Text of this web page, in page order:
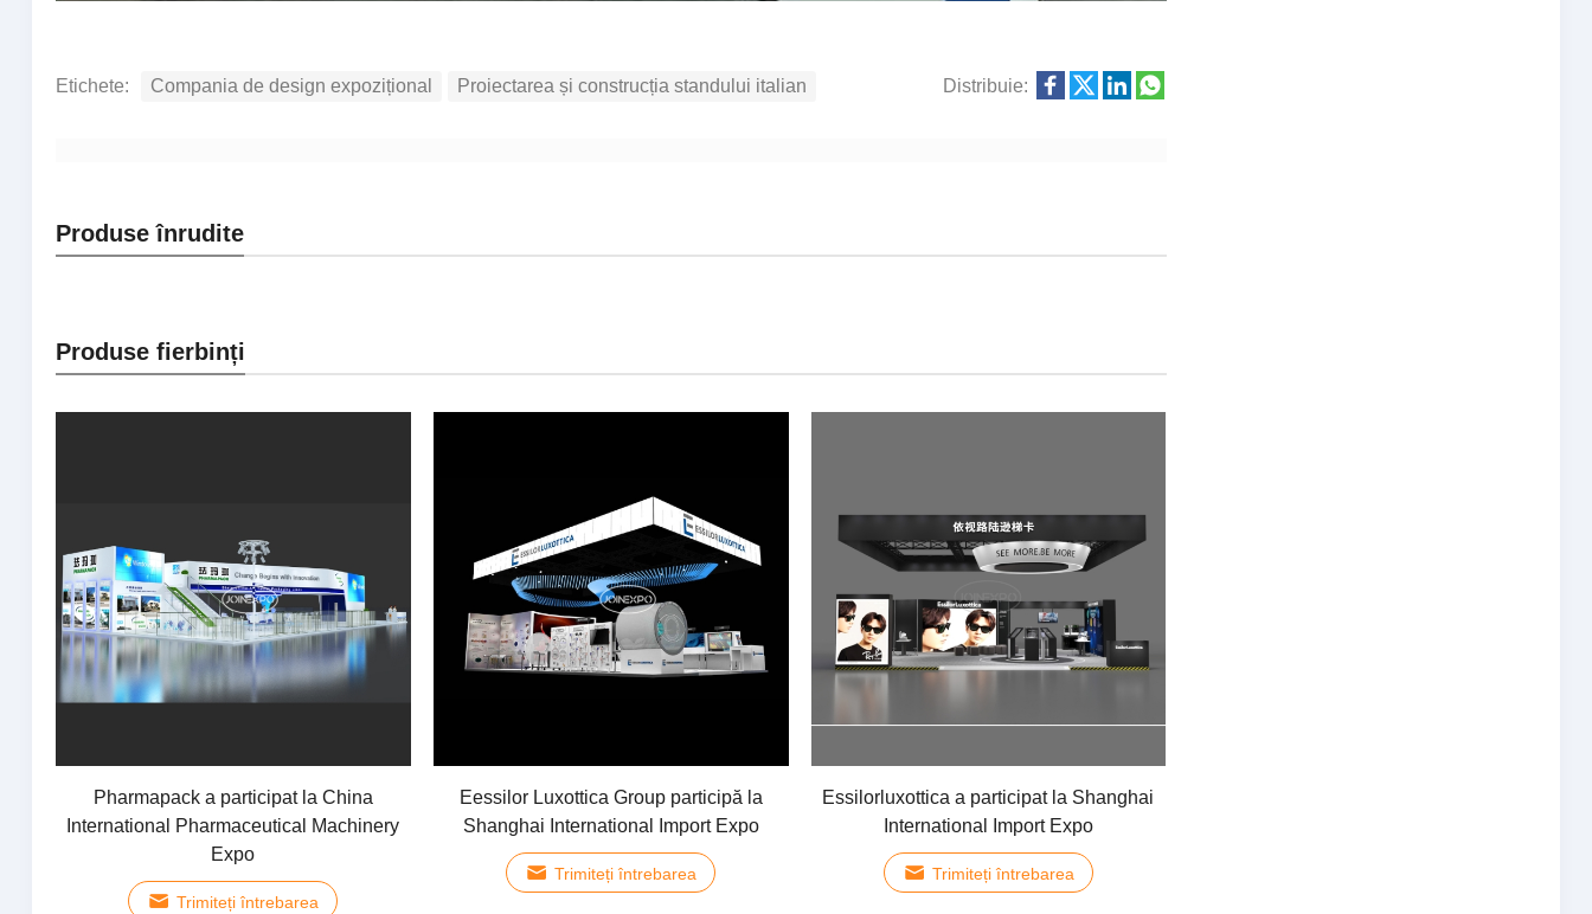
Etichete: Compania de design expozițional Proiectarea și construcția standului italian Distribuie:
Produse înrudite
Produse fierbinți
Pharmapack a participat la China
International Pharmaceutical Machinery
Expo
Trimiteți întrebarea
Eessilor Luxottica Group participă la
Shanghai International Import Expo
Trimiteți întrebarea
Essilorluxottica a participat la Shanghai
International Import Expo
Trimiteți întrebarea